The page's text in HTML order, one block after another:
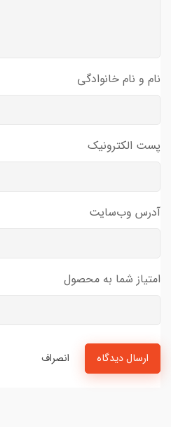
نام و نام خانوادگی
پست الکترونیک
آدرس وب‌سایت
امتیاز شما به محصول
ارسال دیدگاه انصراف